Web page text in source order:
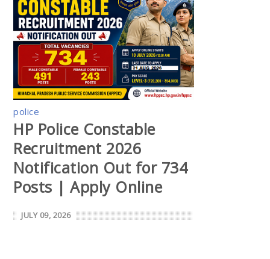
police
HP Police Constable
Recruitment 2026
Notification Out for 734
Posts | Apply Online
JULY 09, 2026